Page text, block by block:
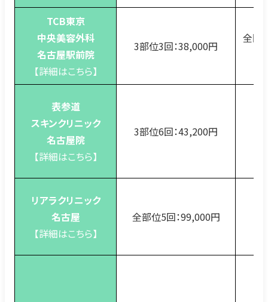
TCB東京
中央美容外科
名古屋駅前院
【詳細はこちら】
3部位3回：38,000円
全国
表参道
スキンクリニック
名古屋院
【詳細はこちら】
3部位6回：43,200円
リアラクリニック
名古屋
【詳細はこちら】
全部位5回：99,000円